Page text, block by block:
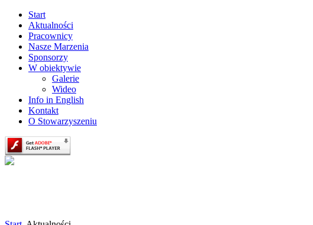
Start
Aktualności
Pracownicy
Nasze Marzenia
Sponsorzy
W obiektywie
Galerie
Wideo
Info in English
Kontakt
O Stowarzyszeniu